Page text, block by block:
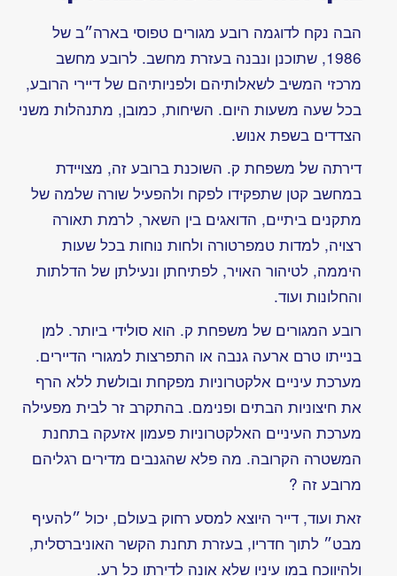
דיוקנו
של
תוכניתן
עיוור
ייצור
המקורי,
לפעמים
אינם
תואמים
כתיב